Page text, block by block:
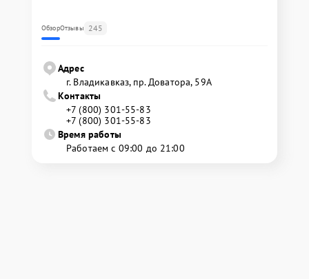
ОбзорОтзывы 245
Адрес
г. Владикавказ, пр. Доватора, 59А
Контакты
+7 (800) 301-55-83
+7 (800) 301-55-83
Время работы
Работаем с 09:00 до 21:00